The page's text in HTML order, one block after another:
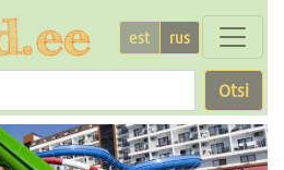
est rus
Otsi